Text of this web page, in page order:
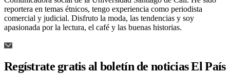
reportera en temas étnicos, tengo experiencia como periodista
comercial y judicial. Disfruto la moda, las tendencias y soy
apasionada por la lectura, el café y las buenas historias.
Regístrate gratis al boletín de noticias El País